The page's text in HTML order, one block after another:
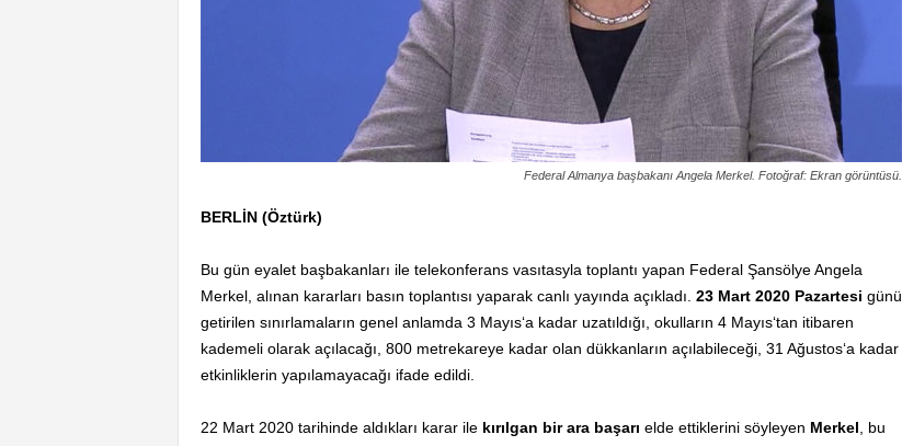
Federal Almanya başbakanı Angela Merkel. Fotoğraf: Ekran görüntüsü.
BERLİN (Öztürk)
Bu gün eyalet başbakanları ile telekonferans vasıtasyla toplantı yapan Federal Şansölye Angela
Merkel, alınan kararları basın toplantısı yaparak canlı yayında açıkladı. 23 Mart 2020 Pazartesi günü
getirilen sınırlamaların genel anlamda 3 Mayıs‘a kadar uzatıldığı, okulların 4 Mayıs‘tan itibaren
kademeli olarak açılacağı, 800 metrekareye kadar olan dükkanların açılabileceği, 31 Ağustos‘a kadar
etkinliklerin yapılamayacağı ifade edildi.
22 Mart 2020 tarihinde aldıkları karar ile kırılgan bir ara başarı elde ettiklerini söyleyen Merkel , bu